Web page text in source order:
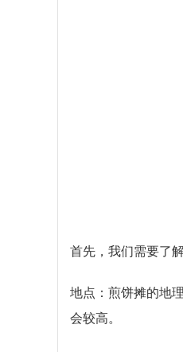
首先，我们需要了
地点：煎饼摊的地
会较高。